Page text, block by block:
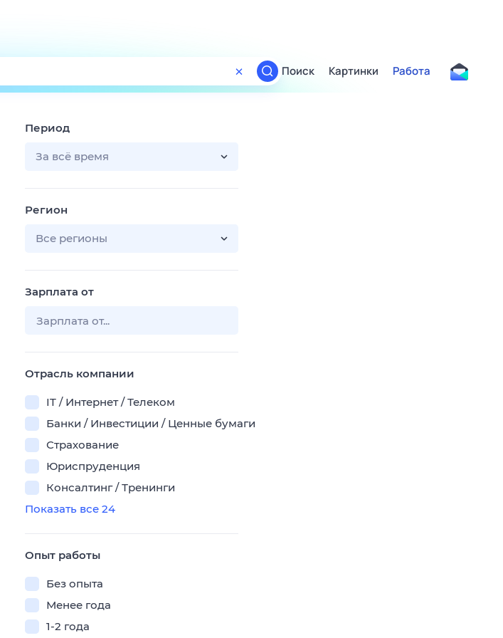
Поиск
ТВ-программа
Поиск Картинки Работа
Период
За всё время
Регион
Все регионы
Зарплата от
Отрасль компании
IT / Интернет / Телеком
Банки / Инвестиции / Ценные бумаги
Страхование
Юриспруденция
Консалтинг / Тренинги
Показать все 24
Опыт работы
Без опыта
Менее года
1-2 года